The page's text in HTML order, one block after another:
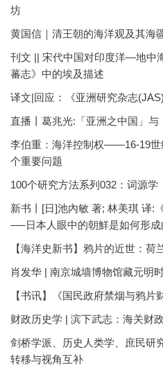
坊
黄国信｜清王朝的海洋观及其海
刊文 || 宋代中国对印度洋—地中
蕃志》中的埃及描述
译文|回应：《亚洲研究杂志
直播丨葛兆光:「亚洲之中国」
李伯重：海洋控制权——16-19世
个重要问题
100个研究方法系列032：词源学
新书丨[日]池內敏 著; 林美琪 译:
──日本人眼中的朝鮮是如何形成
【海洋史新书】鸦片的近世：荷
肖发华 | 南京城墙博物馆藏元明
【书讯】《国民政府禁烟与鸦片
财政历史学 | 滨下武志：海关财
剑桥学派、历史人类学、庶民研
转移与视角互补